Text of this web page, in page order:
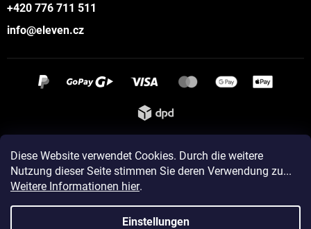
Diese Website verwendet Cookies. Durch die weitere
Nutzung dieser Seite stimmen Sie deren Verwendung zu...
Weitere Informationen hier.
Einstellungen
+420 776 711 511
info@eleven.cz
Instagram
Erstellt von Shoptet